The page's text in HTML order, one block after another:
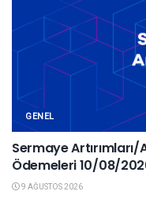
GENEL
Sermaye
Ödemeleri 10/08/
9 AĞUSTOS 2026